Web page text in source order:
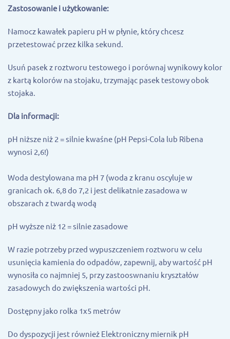
Zastosowanie i użytkowanie:
Namocz kawałek papieru pH w płynie, który chcesz
przetestować przez kilka sekund.
Usuń pasek z roztworu testowego i porównaj wynikowy kolor
z kartą kolorów na stojaku, trzymając pasek testowy obok
stojaka.
Dla informacji:
pH niższe niż 2 = silnie kwaśne (pH Pepsi-Cola lub Ribena
wynosi 2,6!)
Woda destylowana ma pH 7 (woda z kranu oscyluje w
granicach ok. 6,8 do 7,2 i jest delikatnie zasadowa w
obszarach z twardą wodą
pH wyższe niż 12 = silnie zasadowe
W razie potrzeby przed wypuszczeniem roztworu w celu
usunięcia kamienia do odpadów, zapewnij, aby wartość pH
wynosiła co najmniej 5, przy zastooswnaniu kryształów
zasadowych do zwiększenia wartości pH.
Dostępny jako rolka 1x5 metrów
Do dyspozycji jest również Elektroniczny miernik pH